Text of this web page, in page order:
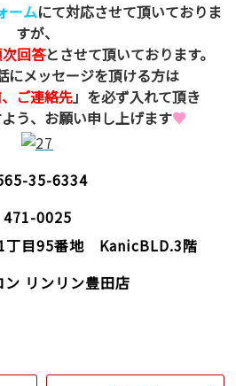
ームにて対応させて頂いておりま
すが、
回答とさせて頂いております。
にメッセージを頂ける方は
ご連絡先」を必ず入れて頂き
う、お願い申し上げます♥
35-6334
471-0025
丁目95番地 KanicBLD.3階
ン リンリン豊田店